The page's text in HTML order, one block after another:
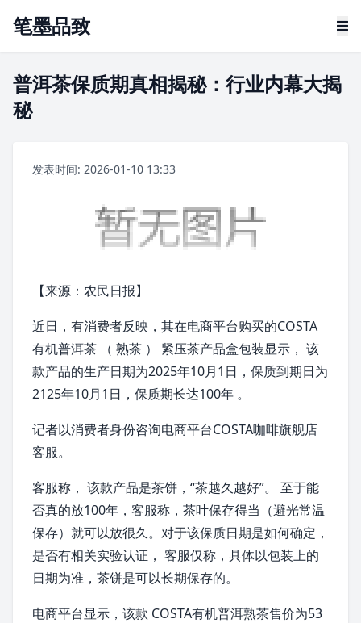
笔墨品致
普洱茶保质期真相揭秘：行业内幕大揭
秘
发表时间: 2026-01-10 13:33
【来源：农民日报】
近日，有消费者反映，其在电商平台购买的COSTA
有机普洱茶 （ 熟茶 ） 紧压茶产品盒包装显示， 该
款产品的生产日期为2025年10月1日，保质到期日为
2125年10月1日，保质期长达100年 。
记者以消费者身份咨询电商平台COSTA咖啡旗舰店
客服。
客服称， 该款产品是茶饼 ，“茶越久越好”。 至于能
否真的放100年，客服称，茶叶保存得当（避光常温
保存）就可以放很久。对于该保质日期是如何确定，
是否有相关实验认证， 客服仅称，具体以包装上的
日期为准，茶饼是可以长期保存的。
电商平台显示，该款 COSTA有机普洱熟茶售价为53